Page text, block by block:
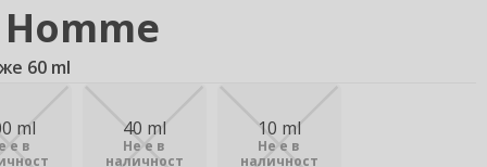
60 ml
ml
е в
40 ml
Не е в
наличност
10 ml
Не е в
наличност